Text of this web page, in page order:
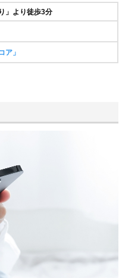
」より徒歩3分
ア」